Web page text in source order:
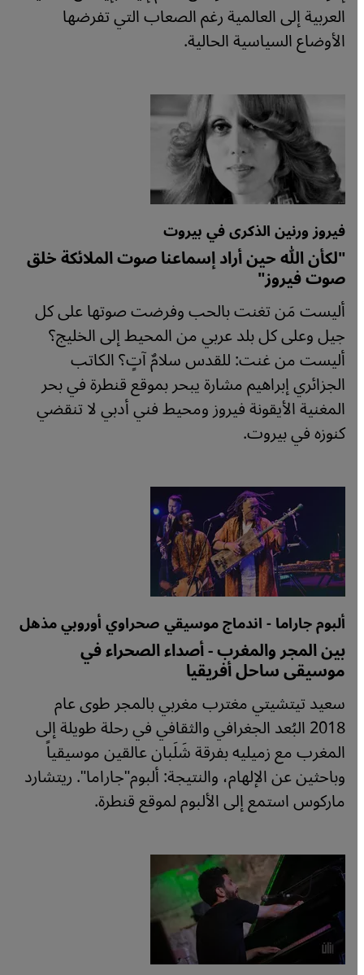
العربية إلى العالمية رغم الصعاب التي تفرضها
الأوضاع السياسية الحالية.
فيروز ورنين الذكرى في بيروت
"لكأن الله حين أراد إسماعنا صوت الملائكة خلق
صوت فيروز"
أليست مَن تغنت بالحب وفرضت صوتها على كل
جيل وعلى كل بلد عربي من المحيط إلى الخليج؟
أليست من غنت: للقدس سلامٌ آتٍ؟ الكاتب
الجزائري إبراهيم مشارة يبحر بموقع قنطرة في بحر
المغنية الأيقونة فيروز ومحيط فني أدبي لا تنقضي
كنوزه في بيروت.
ألبوم جاراما - اندماج موسيقي صحراوي أوروبي مذهل
بين المجر والمغرب - أصداء الصحراء في
موسيقى ساحل أفريقيا
سعيد تيتشيتي مغترب مغربي بالمجر طوى عام
2018 البُعد الجغرافي والثقافي في رحلة طويلة إلى
المغرب مع زميليه بفرقة شَلَبان عالقين موسيقياً
وباحثين عن الإلهام، والنتيجة: ألبوم"جاراما". ريتشارد
ماركوس استمع إلى الألبوم لموقع قنطرة.